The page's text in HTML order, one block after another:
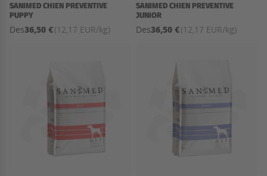
SANIMED CHIEN PREVENTIVE
PUPPY
Des36,50 €(12,17 EUR/kg)
SANIMED CHIEN PREVENTIVE
JUNIOR
Des36,50 €(12,17 EUR/kg)